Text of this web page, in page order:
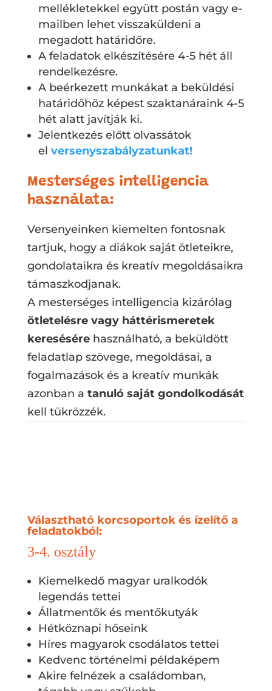
mellékletekkel együtt postán vagy e-
mailben lehet visszaküldeni a
megadott határidőre.
A feladatok elkészítésére 4-5 hét áll
rendelkezésre.
A beérkezett munkákat a beküldési
határidőhöz képest szaktanáraink 4-5
hét alatt javítják ki.
Jelentkezés előtt olvassátok
el versenyszabályzatunkat!
Mesterséges intelligencia
használata:
Versenyeinken kiemelten fontosnak
tartjuk, hogy a diákok saját ötleteikre,
gondolataikra és kreatív megoldásaikra
támaszkodjanak.
A mesterséges intelligencia kizárólag
ötletelésre vagy háttérismeretek
keresésérehasználható, a beküldött
feladatlap szövege, megoldásai, a
fogalmazások és a kreatív munkák
azonban a tanuló saját gondolkodását
kell tükrözzék.
Választható korcsoportok és ízelítő a
feladatokból:
3-4. osztály
Kiemelkedő magyar uralkodók
legendás tettei
Állatmentők és mentőkutyák
Hétköznapi hőseink
Híres magyarok csodálatos tettei
Kedvenc történelmi példaképem
Akire felnézek a családomban,